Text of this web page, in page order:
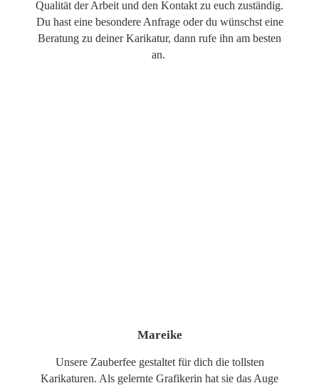
Qualität der Arbeit und den Kontakt zu euch zuständig.
Du hast eine besondere Anfrage oder du wünschst eine
Beratung zu deiner Karikatur, dann rufe ihn am besten
an.
Mareike
Unsere Zauberfee gestaltet für dich die tollsten
Karikaturen. Als gelernte Grafikerin hat sie das Auge